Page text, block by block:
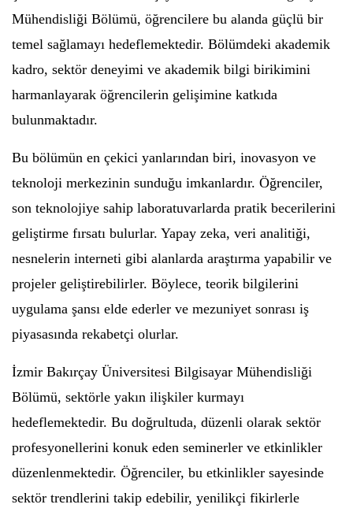
Mühendisliği Bölümü, öğrencilere bu alanda güçlü bir
temel sağlamayı hedeflemektedir. Bölümdeki akademik
kadro, sektör deneyimi ve akademik bilgi birikimini
harmanlayarak öğrencilerin gelişimine katkıda
bulunmaktadır.
Bu bölümün en çekici yanlarından biri, inovasyon ve
teknoloji merkezinin sunduğu imkanlardır. Öğrenciler,
son teknolojiye sahip laboratuvarlarda pratik becerilerini
geliştirme fırsatı bulurlar. Yapay zeka, veri analitiği,
nesnelerin interneti gibi alanlarda araştırma yapabilir ve
projeler geliştirebilirler. Böylece, teorik bilgilerini
uygulama şansı elde ederler ve mezuniyet sonrası iş
piyasasında rekabetçi olurlar.
İzmir Bakırçay Üniversitesi Bilgisayar Mühendisliği
Bölümü, sektörle yakın ilişkiler kurmayı
hedeflemektedir. Bu doğrultuda, düzenli olarak sektör
profesyonellerini konuk eden seminerler ve etkinlikler
düzenlenmektedir. Öğrenciler, bu etkinlikler sayesinde
sektör trendlerini takip edebilir, yenilikçi fikirlerle